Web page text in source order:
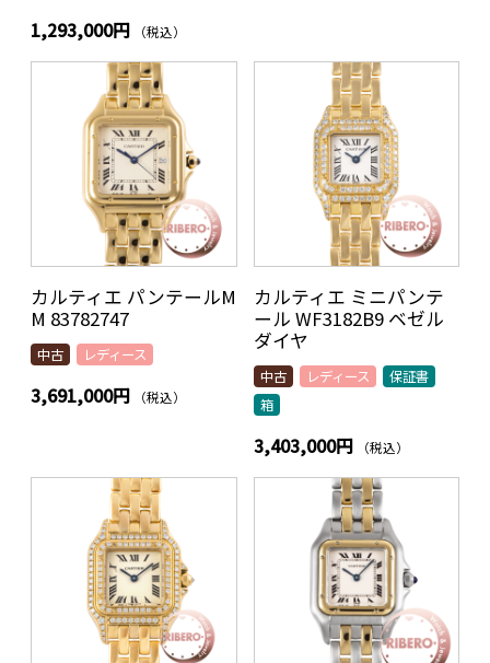
1,293,000円 （税込）
カルティエ パンテールM
M 83782747
中古 レディース
3,691,000円 （税込）
カルティエ ミニパンテ
ール WF3182B9 ベゼル
ダイヤ
中古 レディース
保証書
箱
3,403,000円 （税込）